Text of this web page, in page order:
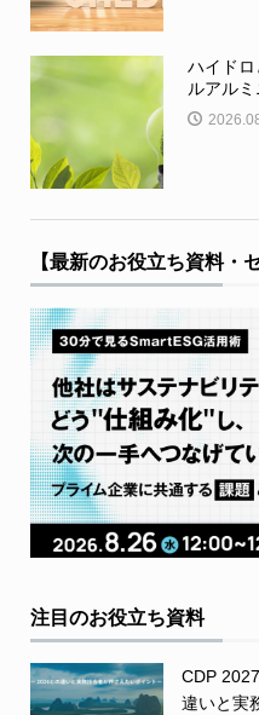
ハイド
ルアルミ
【最新のお役立ち資料・
注目のお役立ち資料
CDP
違いと実